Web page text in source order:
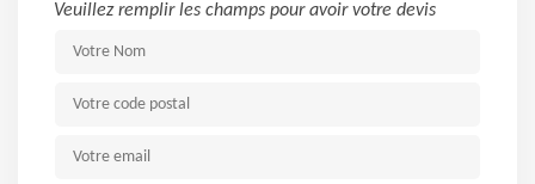
Veuillez remplir les champs pour avoir votre devis